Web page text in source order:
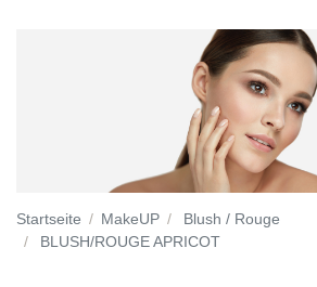
Startseite MakeUP
Blush / Rouge
BLUSH/ROUGE APRICOT